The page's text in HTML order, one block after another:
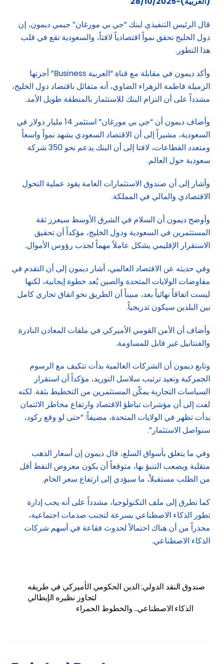
قال الرئيس التنفيذي لبنك “جي بي مورغان” جيمي ديمون، إن
دول الخليج تحقق نمواً اقتصادياً لافتاً، والسعودية تقع في قلب
هذا التطور.
وأكد ديمون في مقابلة مع قناة “العربية Business” أجرتها
الزميلة فاطمة الزهراء الضاوي، أنه متفائل باقتصاد دول الخليج،
مشدداً على أن التزام البنك للاستثمار بالمنطقة طويل الأمد.
وأضاف ديمون أن “جي بي مورغان” استثمر 14 مليار دولار في
السعودية، مشيراً إلى أن الاقتصاد السعودي يشهد نمواً واسعاً
ومتعدد القطاعات، لافتا إلى أن البنك يدعم نحو 350 شركة
سعودية حول العالم.
وأشار إلى أن صندوق الاستثمارات العامة يقود عملية التحول
الاقتصادي والمالي في المملكة.
وأوضح ديمون أن السلام في الشرق الأوسط سيعزز ثقة
المستثمرين في السعودية ودول الخليج، مؤكداً أن تحقيق
الاستقرار الإقليمي يشكل عاملاً مهماً لجذب رؤوس الأموال.
وفي حديثه عن الاقتصاد العالمي، أشار ديمون إلى أن التقدم في
مفاوضات الولايات المتحدة والصين يُعد خطوة إيجابية، لكنها
ليست اتفاقاً نهائياً بعد، مبيناً أن الطريق نحو اتفاق تجاري كامل
بين البلدين سيكون تدريجياً.
وأضاف أن الأمن القومي الأميركي في ملفات المعادن النادرة
والفنتانيل غير قابل للمساومة.
وتابع ديمون أن الشركات العالمية بدأت تتكيف مع الرسوم
الجمركية وتعيد ترتيب سلاسل التوريد، مؤكداً أن استقرار
السياسات التجارية يمكّن المستثمرين من التخطيط بثقة. لكنه
لفت إلى أن مؤشرات تباطؤ الاقتصاد وارتفاع مخاطر الائتمان
بدأت تظهر في الولايات المتحدة، مضيفاً: “حتى لو وقع ركود،
سنواصل الاستثمار”.
وفي ما يتعلق بأسواق السلع، قال ديمون إن أسعار الذهب
متقلبة ويصعب التنبؤ بها، متوقعاً أن يكون معروض النفط أقل
من الطلب مستقبلاً، ما سيؤدي إلى ارتفاع سعر الخام.
كما تطرق إلى ملف التكنولوجيا، مشدداً على أنه يجب إدارة
تطور الذكاء الاصطناعي بسرعة لتجنب صدمات اجتماعية،
محذراً من أن هناك احتمالاً لحدوث فقاعة في أسهم شركات
الذكاء الاصطناعي.
صندوق النقد الدولي: الدين الحكومي الأميركي في طريقه
لتجاوز نظيره الإيطالي
الذكاء الاصطناعي.. والخطوط الحمراء